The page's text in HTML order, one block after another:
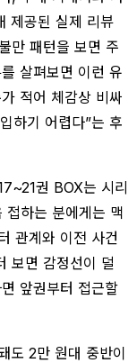
제공된 실제 리뷰
만 패턴을 보면 주
살펴보면 이런 유
적어 체감상 비싸
하기 어렵다”는 후
권 BOX는 시리
접하는 분에게는 맥
관계와 이전 사건
보면 감정선이 덜
앞권부터 접근할
도 2만 원대 중반이